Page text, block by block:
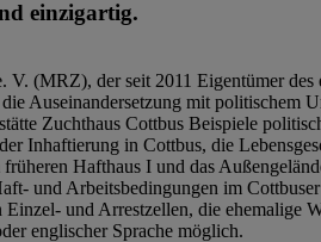
einzigartig.
(MRZ), der seit 2011 Eigentümer
Auseinandersetzung mit politischem
Zuchthaus Cottbus Beispiele
Inhaftierung in Cottbus, die
Hafthaus I und das
und Arbeitsbedingungen im
und Arrestzellen, die ehemalige
englischer Sprache möglich.